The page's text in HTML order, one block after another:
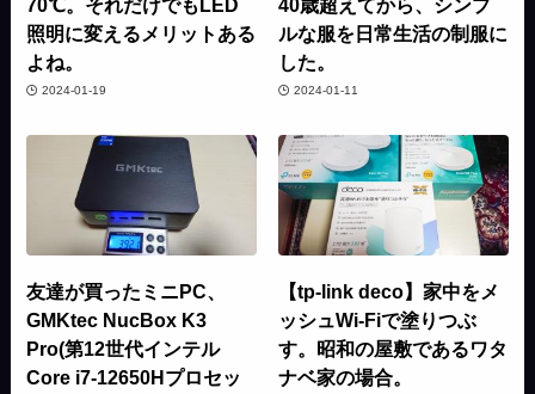
70℃。それだけでもLED
照明に変えるメリットある
よね。
2024-01-19
40歳超えてから、シンプ
ルな服を日常生活の制服に
した。
2024-01-11
友達が買ったミニPC、
GMKtec NucBox K3
Pro(第12世代インテル
Core i7-12650Hプロセッ
【tp-link deco】家中をメ
ッシュWi-Fiで塗りつぶ
す。昭和の屋敷であるワタ
ナベ家の場合。